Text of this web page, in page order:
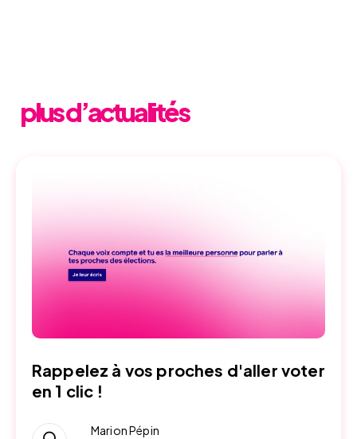
plus d’actualités
Rappelez à vos proches d'aller voter
en 1 clic !
Marion Pépin